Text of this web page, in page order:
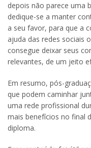
depois não parece uma
dedique-se a manter
a seu favor, para que a
ajuda das redes sociais
consegue deixar seus
relevantes, de um jeito
Em resumo, pós-
que podem caminhar
uma rede profissional
mais benefícios no final
diploma.